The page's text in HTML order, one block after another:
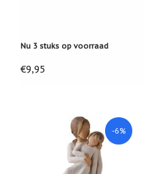
Nu 3 stuks op voorraad
€9,95
-6%